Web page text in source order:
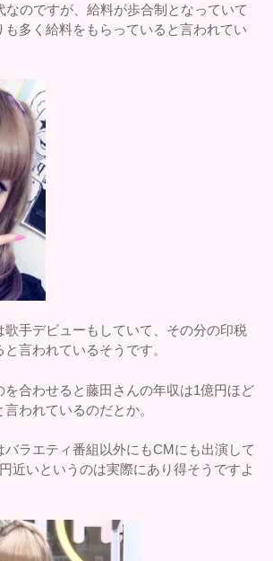
なのですが、給料が歩合制となっていて
も多く給料をもらっていると言われてい
歌手デビューもしていて、その分の印税
言われているそうです。
を合わせると藤田さんの年収は1億円ほど
われているのだとか。
バラエティ番組以外にもCMにも出演して
近いというのは実際にあり得そうですよ